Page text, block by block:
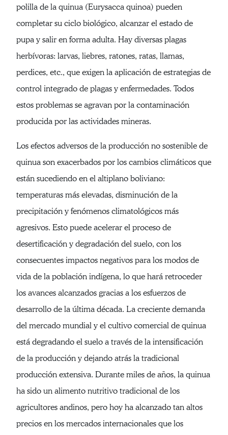
polilla de la quinua (Eurysacca quinoa) pueden
completar su ciclo biológico, alcanzar el estado de
pupa y salir en forma adulta. Hay diversas plagas
herbívoras: larvas, liebres, ratones, ratas, llamas,
perdices, etc., que exigen la aplicación de estrategias de
control integrado de plagas y enfermedades. Todos
estos problemas se agravan por la contaminación
producida por las actividades mineras.
Los efectos adversos de la producción no sostenible de
quinua son exacerbados por los cambios climáticos que
están sucediendo en el altiplano boliviano:
temperaturas más elevadas, disminución de la
precipitación y fenómenos climatológicos más
agresivos. Esto puede acelerar el proceso de
desertificación y degradación del suelo, con los
consecuentes impactos negativos para los modos de
vida de la población indígena, lo que hará retroceder
los avances alcanzados gracias a los esfuerzos de
desarrollo de la última década. La creciente demanda
del mercado mundial y el cultivo comercial de quinua
está degradando el suelo a través de la intensificación
de la producción y dejando atrás la tradicional
producción extensiva. Durante miles de años, la quinua
ha sido un alimento nutritivo tradicional de los
agricultores andinos, pero hoy ha alcanzado tan altos
precios en los mercados internacionales que los